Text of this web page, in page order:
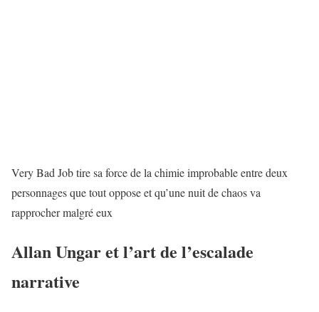
Very Bad Job tire sa force de la chimie improbable entre deux
personnages que tout oppose et qu’une nuit de chaos va
rapprocher malgré eux
Allan Ungar et l’art de l’escalade
narrative